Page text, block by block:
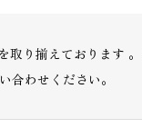
取り揃えております
合わせください。